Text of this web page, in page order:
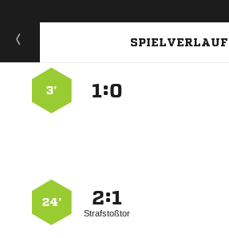
SPIELVERLAUF
:
3’
:
Strafstoßtor
24’